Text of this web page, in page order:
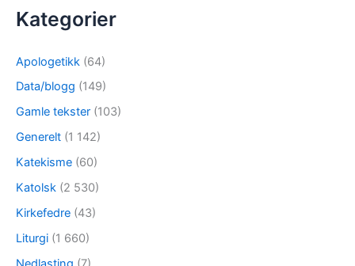
Kategorier
Apologetikk (64)
Data/blogg (149)
Gamle tekster (103)
Generelt (1 142)
Katekisme (60)
Katolsk (2 530)
Kirkefedre (43)
Liturgi (1 660)